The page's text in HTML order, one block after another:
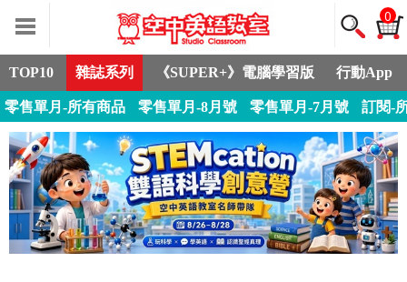
0
TOP10 雜誌系列 《SUPER+》電腦學習版 行動App
零售單月-所有商品 零售單月-8月號 零售單月-7月號 訂閱-